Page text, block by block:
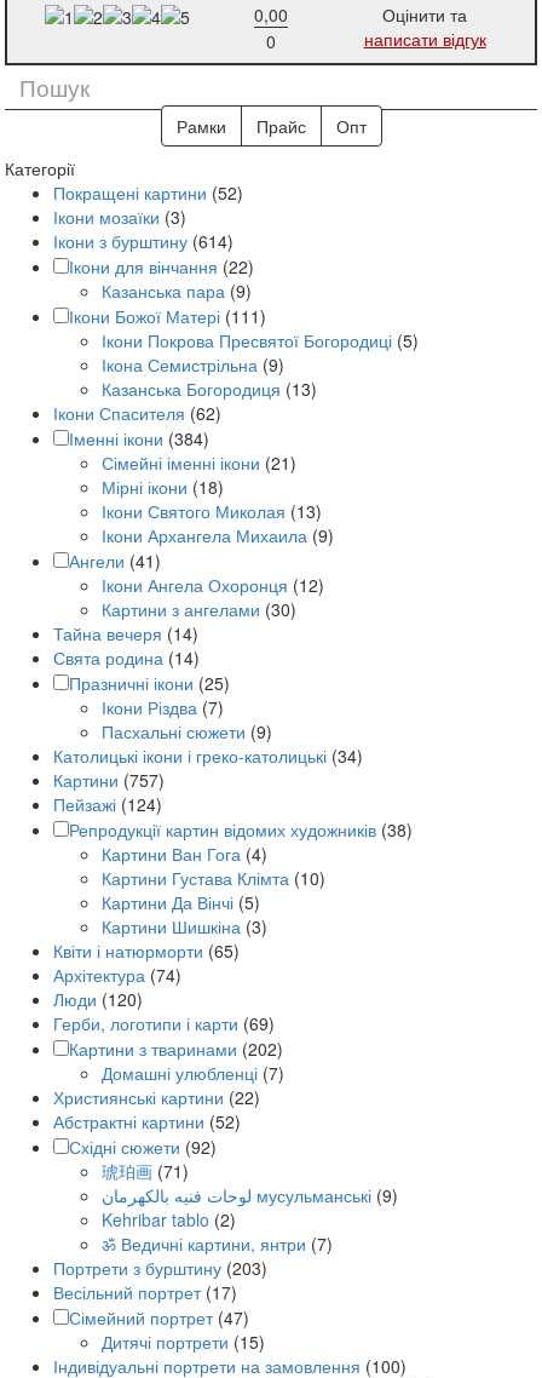
0,00
0
Оцінити та
написати відгук
Рамки Прайс
Опт
Категорії
Покращені картини (52)
Ікони мозаїки (3)
Ікони з бурштину (614)
Ікони для вінчання (22)
Казанська пара (9)
Ікони Божої Матері (111)
Ікони Покрова Пресвятої Богородиці (5)
Ікона Семистрільна (9)
Казанська Богородиця (13)
Ікони Спасителя (62)
Іменні ікони (384)
Сімейні іменні ікони (21)
Мірні ікони (18)
Ікони Святого Миколая (13)
Ікони Архангела Михаила (9)
Ангели (41)
Ікони Ангела Охоронця (12)
Картини з ангелами (30)
Тайна вечеря (14)
Свята родина (14)
Празничні ікони (25)
Ікони Різдва (7)
Пасхальні сюжети (9)
Католицькі ікони і греко-католицькі (34)
Картини (757)
Пейзажі (124)
Репродукції картин відомих художників (38)
Картини Ван Гога (4)
Картини Густава Клімта (10)
Картини Да Вінчі (5)
Картини Шишкіна (3)
Квіти і натюрморти (65)
Архітектура (74)
Люди (120)
Герби, логотипи і карти (69)
Картини з тваринами (202)
Домашні улюбленці (7)
Християнські картини (22)
Абстрактні картини (52)
Східні сюжети (92)
琥珀画 (71)
لوحات فنيه بالكهرمان мусульманські (9)
Kehribar tablo (2)
ॐ Ведичні картини, янтри (7)
Портрети з бурштину (203)
Весільний портрет(17)
Сімейний портрет(47)
Дитячі портрети (15)
Індивідуальні портрети на замовлення (100)